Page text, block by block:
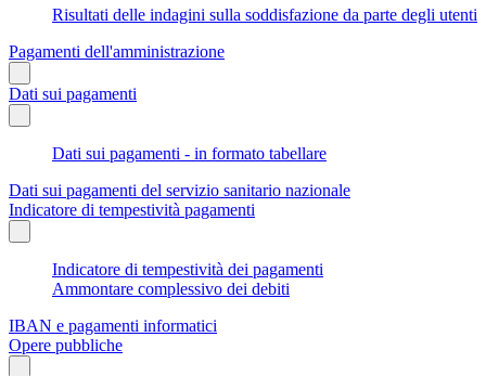
Risultati delle indagini sulla soddisfazione da parte degli utenti
Pagamenti dell'amministrazione
Dati sui pagamenti
Dati sui pagamenti - in formato tabellare
Dati sui pagamenti del servizio sanitario nazionale
Indicatore di tempestività pagamenti
Indicatore di tempestività dei pagamenti
Ammontare complessivo dei debiti
IBAN e pagamenti informatici
Opere pubbliche